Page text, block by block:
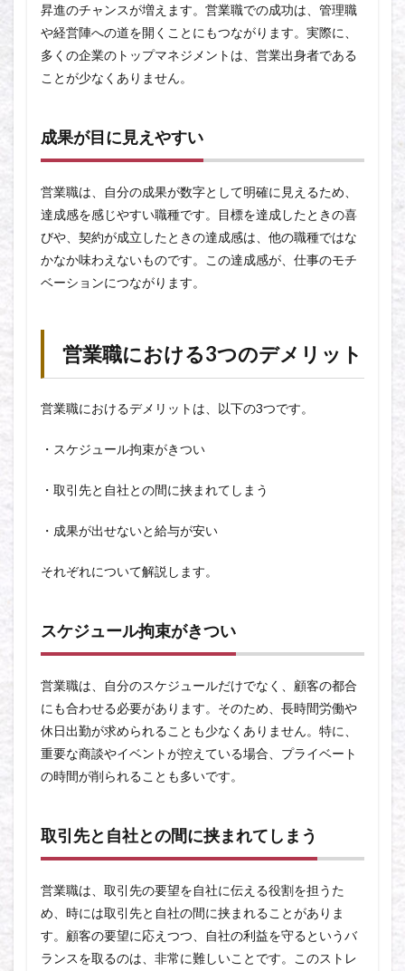
昇進のチャンスが増えます。営業職での成功は、管理職
や経営陣への道を開くことにもつながります。実際に、
多くの企業のトップマネジメントは、営業出身者である
ことが少なくありません。
成果が目に見えやすい
営業職は、自分の成果が数字として明確に見えるため、
達成感を感じやすい職種です。目標を達成したときの喜
びや、契約が成立したときの達成感は、他の職種ではな
かなか味わえないものです。この達成感が、仕事のモチ
ベーションにつながります。
営業職における3つのデメリット
営業職におけるデメリットは、以下の3つです。
・スケジュール拘束がきつい
・取引先と自社との間に挟まれてしまう
・成果が出せないと給与が安い
それぞれについて解説します。
スケジュール拘束がきつい
営業職は、自分のスケジュールだけでなく、顧客の都合
にも合わせる必要があります。そのため、長時間労働や
休日出勤が求められることも少なくありません。特に、
重要な商談やイベントが控えている場合、プライベート
の時間が削られることも多いです。
取引先と自社との間に挟まれてしまう
営業職は、取引先の要望を自社に伝える役割を担うた
め、時には取引先と自社の間に挟まれることがありま
す。顧客の要望に応えつつ、自社の利益を守るというバ
ランスを取るのは、非常に難しいことです。このストレ